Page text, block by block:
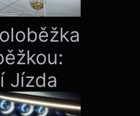
Jízda